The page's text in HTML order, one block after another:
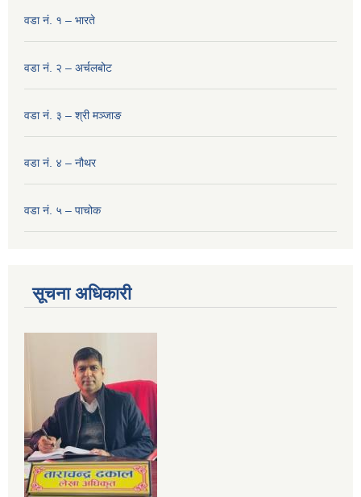
वडा नं. १ – भारते
वडा नं. २ – अर्चलबोट
वडा नं. ३ – श्री मञ्‍जाङ
वडा नं. ४ – नौथर
वडा नं. ५ – पाचोक
सूचना अधिकारी